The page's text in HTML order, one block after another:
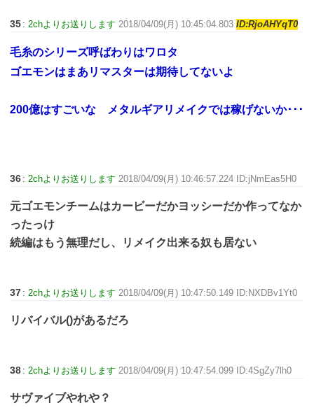
35 :2chよりお送りします 2018/04/09(月) 10:45:04.803ID:RjoAHYqT0
毛糸のシリーズ呼ばわりはワロタ
ゴエモンはまあリマスターは期待してないよ
200億はすごいな メタルギアリメイクでは稼げないか･･･
36 : 2chよりお送りします 2018/04/09(月) 10:46:57.224 ID:jNmEas5H0
元ゴエモンチームはカービーだかヨッシーだか作ってなか
ったっけ
続編はもう無理だし、リメイク出来る奴も居ない
37 : 2chよりお送りします 2018/04/09(月) 10:47:50.149 ID:NXDBv1Yt0
リバイバル()があるだろ
38 : 2chよりお送りします 2018/04/09(月) 10:47:54.099 ID:4SgZy7lh0
サヴァイブやれや？